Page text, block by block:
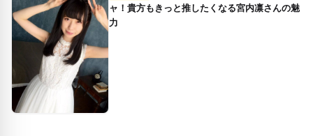
ャ！貴方もきっと推したくなる宮内凛さんの魅
力